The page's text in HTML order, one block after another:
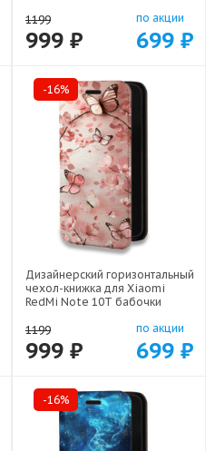
1199
999 ₽
по акции
699 ₽
-16%
Дизайнерский горизонтальный
чехол-книжка для Xiaomi
RedMi Note 10T бабочки
1199
999 ₽
по акции
699 ₽
-16%